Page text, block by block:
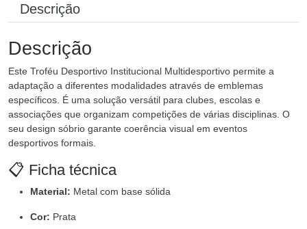
Descrição
Descrição
Este Troféu Desportivo Institucional Multidesportivo permite a
adaptação a diferentes modalidades através de emblemas
específicos. É uma solução versátil para clubes, escolas e
associações que organizam competições de várias disciplinas. O
seu design sóbrio garante coerência visual em eventos
desportivos formais.
📋 Ficha técnica
Material: Metal com base sólida
Cor: Prata